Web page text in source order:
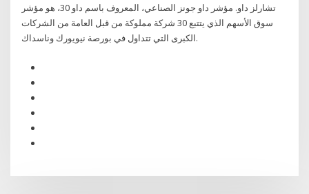
تشارلز داو. مؤشر داو جونز الصناعي، المعروف باسم داو 30، هو مؤشر
سوق الأسهم الذي يتتبع 30 شركة مملوكة من قبل العامة من الشركات
الكبرى التي تتداول في بورصة نيويورك وناسداك.